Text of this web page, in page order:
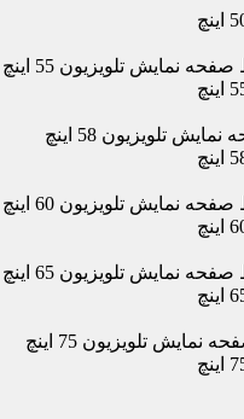
نمایش تلویزیون 55 اینچ
تلویزیون 58 اینچ
نمایش تلویزیون 60 اینچ
نمایش تلویزیون 65 اینچ
تلویزیون 75 اینچ